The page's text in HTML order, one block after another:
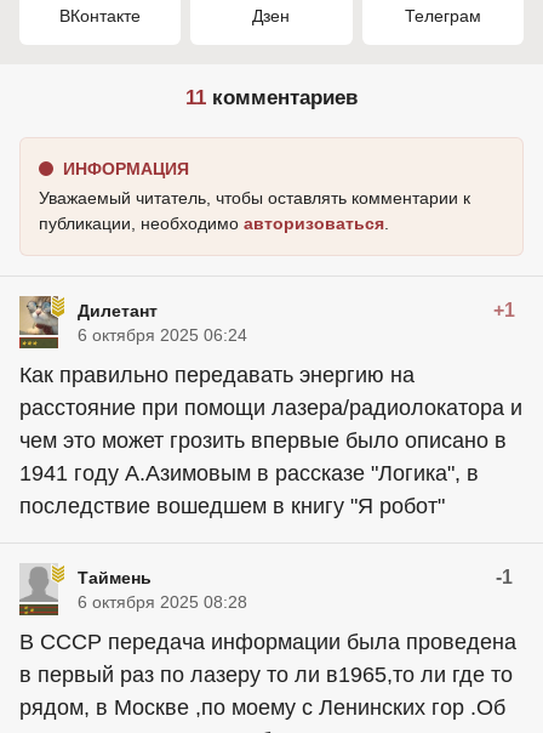
ВКонтакте Дзен Телеграм
11 комментариев
ИНФОРМАЦИЯ
Уважаемый читатель, чтобы оставлять комментарии к
публикации, необходимо авторизоваться
Дилетант +1
6 октября 2025 06:24
Как правильно передавать энергию на
расстояние при помощи лазера/радиолокатора и
чем это может грозить впервые было описано в
1941 году А.Азимовым в рассказе "Логика", в
последствие вошедшем в книгу "Я робот"
Таймень -1
6 октября 2025 08:28
В СССР передача информации была проведена
в первый раз по лазеру то ли в1965,то ли где то
рядом, в Москве ,по моему с Ленинских гор .Об